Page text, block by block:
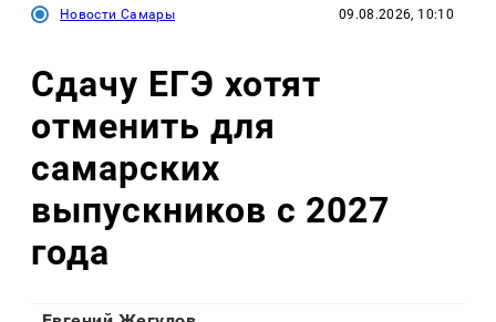
Новости Самары 09.08.2026, 10:10
Сдачу ЕГЭ хотят
отменить для
самарских
выпускников с 2027
года